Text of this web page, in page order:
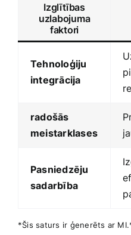
Izglītības
uzlabojuma⁣
faktori
Tehnoloģiju
integrācija
radošās
meistarklases
Pasniedzēju
sadarbība
*Šis saturs ir ģenerēts ar